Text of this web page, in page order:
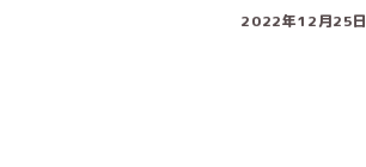
2022年12月25日